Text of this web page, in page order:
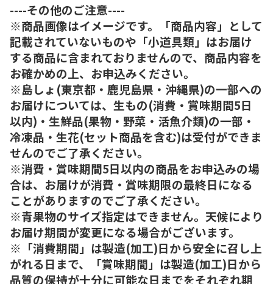
----その他のご注意----
※商品画像はイメージです。「商品内容」として
記載されていないものや「小道具類」はお届け
する商品に含まれておりませんので、商品内容を
お確かめの上、お申込みください。
※島しょ(東京都・鹿児島県・沖縄県)の一部への
お届けについては、生もの(消費・賞味期間5日
以内)・生鮮品(果物・野菜・活魚介類)の一部・
冷凍品・生花(セット商品を含む)は受付ができま
せんのでご了承ください。
※消費・賞味期間5日以内の商品をお申込みの場
合は、お届けが消費・賞味期限の最終日になる
ことがありますのでご了承ください。
※青果物のサイズ指定はできません。天候により
お届け期間が変更になる場合がございます。
※「消費期間」は製造(加工)日から安全に召し上
がれる日まで、「賞味期間」は製造(加工)日から
品質の保持が十分に可能な日までをそれぞれ期